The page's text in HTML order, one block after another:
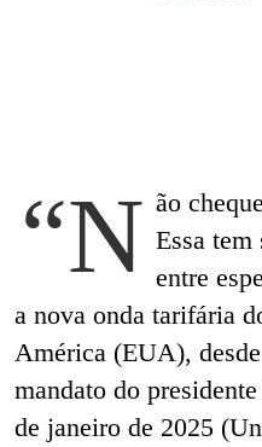
“N ão
Essa tem
entre
a nova onda tarifária
América (EUA),
mandato do
de janeiro de 2025